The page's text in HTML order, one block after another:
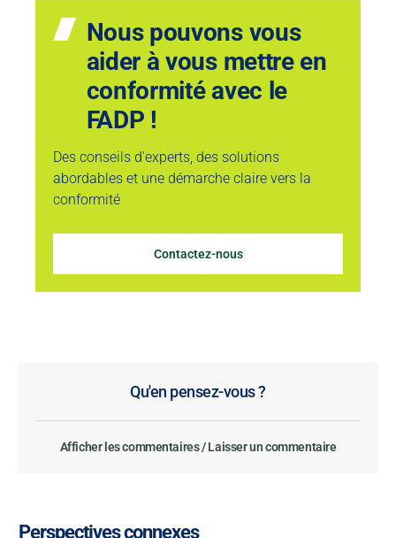
Nous pouvons vous
aider à vous mettre en
conformité avec le
FADP !
Des conseils d'experts, des solutions
abordables et une démarche claire vers la
conformité
Contactez-nous
Qu'en pensez-vous ?
Afficher les commentaires / Laisser un commentaire
Perspectives connexes